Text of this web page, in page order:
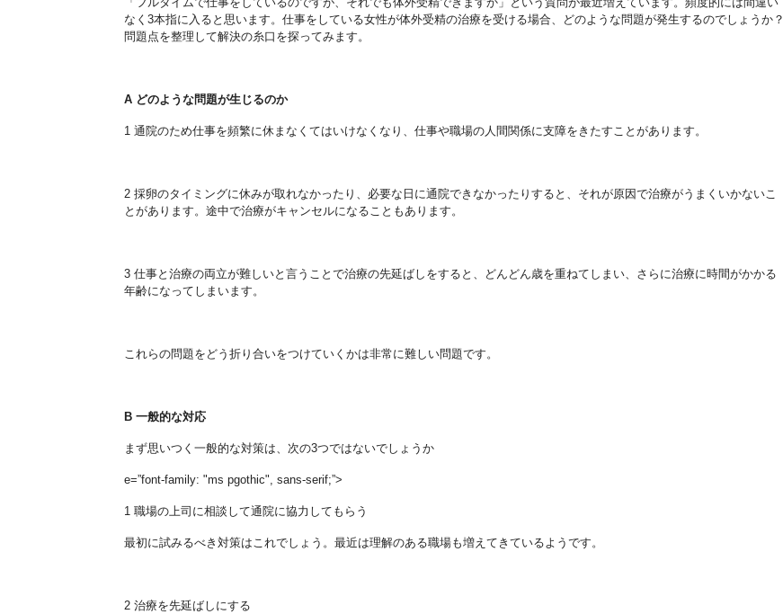
なく 3本指に入ると思います。仕事をしている女性が体外受精の治療を受ける場合、どのような問題が発生するのでしょうか？
問題点を整理して解決の糸口を探ってみます。
A どのような問題が生じるのか
1 通院のため仕事を頻繁に休まなくてはいけなくなり、仕事や職場の人間関係に支障をきたすことがあります。
2 採卵のタイミングに休みが取れなかったり、必要な日に通院できなかったりすると、それが原因で治療がうまくいかないこ
とがありま す。途中で治療がキャンセルになることもあります。
3 仕事と治療の両立が難しいと言うことで治療の先延ばしをすると、
どんどん歳を重ねてしまい、さらに治療に時間がかかる
年齢になってしまいます。
これらの問題をどう折り合いをつけていくかは非常に難しい問題です。
B 一般的な対応
まず思いつく一般的な対策は、次の3つではないでしょうか
e=”font-family: "ms pgothic", sans-serif;”>
1 職場の上司に相談して通院に協力してもらう
最初に試みるべき対策はこれでしょう。最近は理解のある職場も増えてきているようです。
2 治療を先延ばしにする